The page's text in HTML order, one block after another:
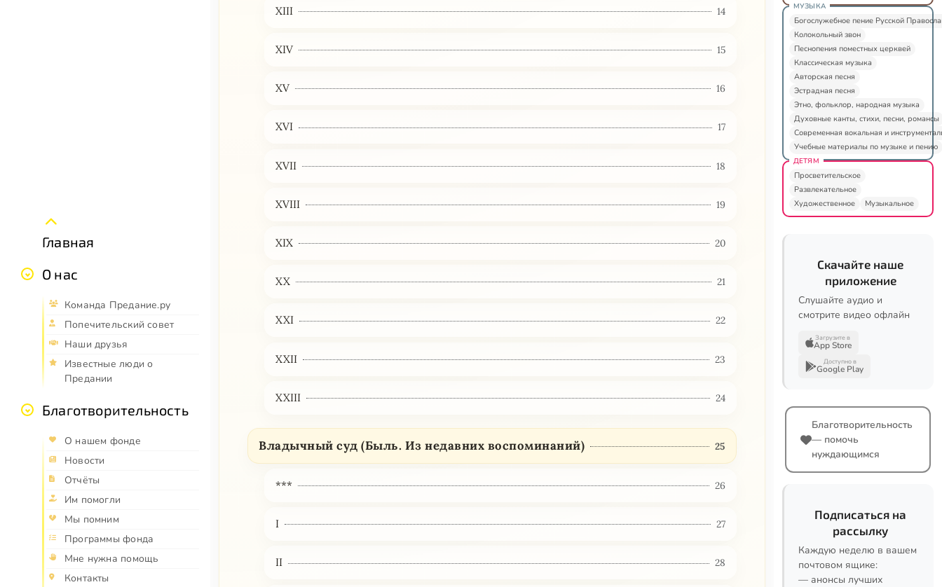
Главная
О нас
Команда Предание.ру
Попечительский совет
Наши друзья
Известные люди о
Предании
Благотворительность
О нашем фонде
Новости
Отчёты
Им помогли
Мы помним
Программы фонда
Мне нужна помощь
Контакты
XIII 14
XIV 15
XV 16
XVI 17
XVII 18
XVIII 19
XIX 20
XX 21
XXI 22
XXII 23
XXIII 24
Владычный суд (Быль. Из недавних воспоминаний) 25
*** 26
I 27
II 28
МУЗЫКА
Богослужебное пение Русской
Колокольный звон
Песнопения поместных церквей
Классическая музыка
Авторская песня
Эстрадная песня
Этно, фольклор, народная музыка
Духовные канты, стихи, песни, романсы
Современная вокальная и
Учебные материалы по музыке и пению
ДЕТЯМ
Просветительское
Развлекательное
Художественное
Музыкальное
Скачайте наше
приложение
Слушайте аудио и
смотрите видео офлайн
Загрузите в
App Store
Доступно в
Google Play
Благотворительность
— помочь
нуждающимся
Подписаться на
рассылку
Каждую неделю в вашем
почтовом ящике:
— анонсы лучших